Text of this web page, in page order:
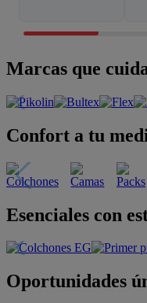
Marcas que
Confort a tu
Esenciales con
Oportunidades